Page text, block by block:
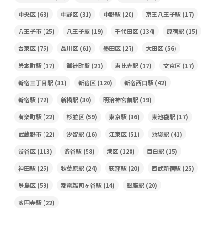
中央区(68) 中野区(31) 中野駅 (20) 京王八王子駅 (17)
八王子市(25) 八王子駅 (19) 千代田区(134) 原宿駅 (15)
台東区(75) 品川区(61) 墨田区(27) 大田区(56)
岩本町駅 (17) 御徒町駅 (21) 恵比寿駅 (17) 文京区(17)
新宿三丁目駅 (31) 新宿区(120) 新宿西口駅 (42)
新宿駅 (72) 新橋駅 (30) 明治神宮前駅 (19)
有楽町駅 (22) 杉並区(59) 東京駅 (36) 東池袋駅 (17)
武蔵野市(22) 汐留駅 (16) 江東区(51) 池袋駅 (41)
渋谷区(113) 渋谷駅 (58) 港区(128) 目白駅 (15)
神田駅 (25) 秋葉原駅 (24) 荻窪駅 (20) 西武新宿駅 (25)
豊島区(59) 都電雑司ヶ谷駅 (14) 銀座駅 (20)
高円寺駅 (22)